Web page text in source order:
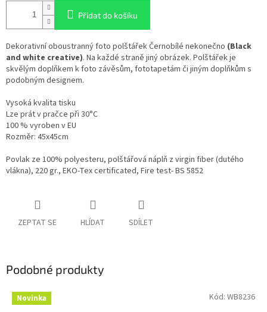
Přidat do košíku
Dekorativní oboustranný foto polštářekČernobílé nekonečno (Black
and white creative). Na každé straně jiný obrázek. Polštářek je
skvělým doplňkem k foto závěsům, fototapetám či jiným doplňkům s
podobným designem.
Vysoká kvalita tisku
Lze prát v pračce při 30°C
100 % vyroben v EU
Rozměr: 45x45cm
Povlak ze 100% polyesteru, polštářová náplň z virgin fiber (dutého
vlákna), 220 gr., EKO-Tex certificated, Fire test- BS 5852
ZEPTAT SE HLÍDAT SDÍLET
Podobné produkty
Novinka Kód: WB8236